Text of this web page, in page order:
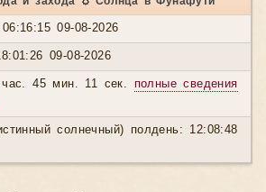
09-08-2026
09-08-2026
45 мин. 11 сек. полные сведения
солнечный) полдень: 12:08:48